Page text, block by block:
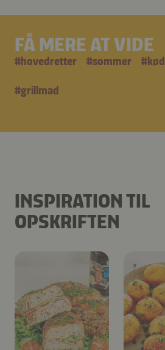
FÅ MERE AT VIDE
#hovedretter #sommer #kød
#grillmad
INSPIRATION TIL
OPSKRIFTEN